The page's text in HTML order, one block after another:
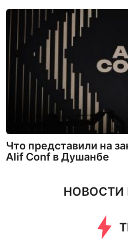
Что представили на
Alif Conf в Душанбе
НОВОСТИ